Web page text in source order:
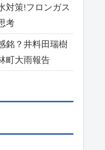
対策!フロンガス
考
銘？井料田瑞樹
町大雨報告